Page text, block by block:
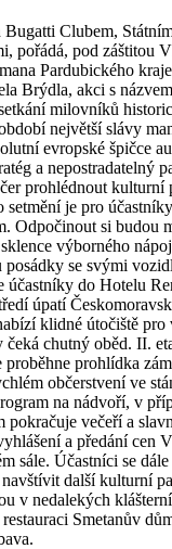
Clubem,
pořádá, pod záštitou
Pardubického
Brýdla, akci s
milovníků
největší slávy
evropské špičce
a nepostradatelný
prohlédnout kulturní
je pro
Odpočinout si budou
výborného
se svými
účastníky do Hotelu
úpatí
klidné útočiště pro
chutný oběd. II.
prohlídka
občerstvení ve
na nádvoří, v
pokračuje večeří a
a předání
sále. Účastníci se dále
další kulturní
v nedalekých
Smetanův